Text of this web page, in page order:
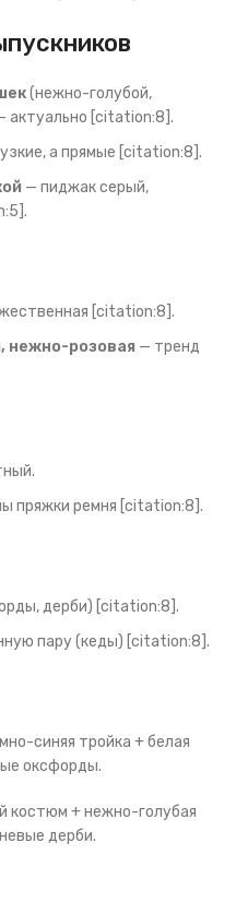
(нежно-голубой,
актуально [citation:8].
а прямые [citation:8].
— пиджак серый,
[citation:8].
нежно-розовая — тренд
пряжки ремня [citation:8].
дерби) [citation:8].
пару (кеды) [citation:8].
синяя тройка + белая
оксфорды.
костюм + нежно-голубая
дерби.